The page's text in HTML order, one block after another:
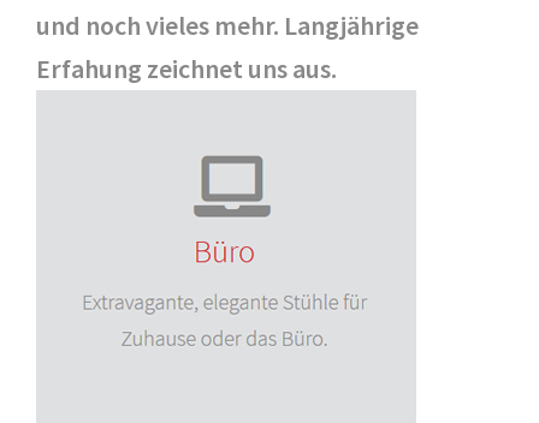
und noch vieles mehr. Langjährige
Erfahung zeichnet uns aus.